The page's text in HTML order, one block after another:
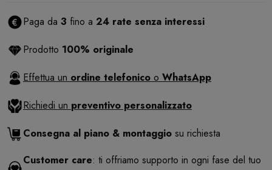
Paga da 3 fino a 24 rate senza interessi
Prodotto 100% originale
Effettua un ordine telefonico o WhatsApp
Richiedi un preventivo personalizzato
Consegna al piano & montaggio su richiesta
Customer care: ti offriamo supporto in ogni fase del tuo